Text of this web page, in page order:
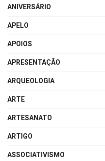
ANIVERSÁRIO
APELO
APOIOS
APRESENTAÇÃO
ARQUEOLOGIA
ARTE
ARTESANATO
ARTIGO
ASSOCIATIVISMO